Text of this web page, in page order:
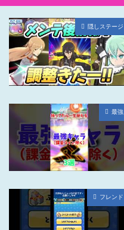
隠しステージ
最強
フレンド